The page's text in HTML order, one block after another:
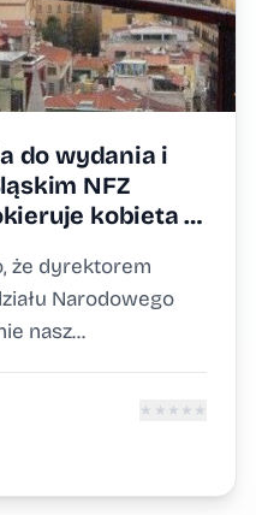
do wydania i
NFZ
kobieta z
że dyrektorem
Narodowego
nasz...
★ ★ ★ ★ ★